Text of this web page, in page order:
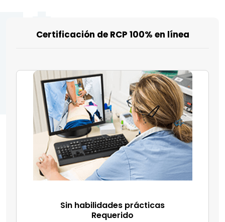
Certificación de RCP 100% en línea
Sin habilidades prácticas
Requerido​